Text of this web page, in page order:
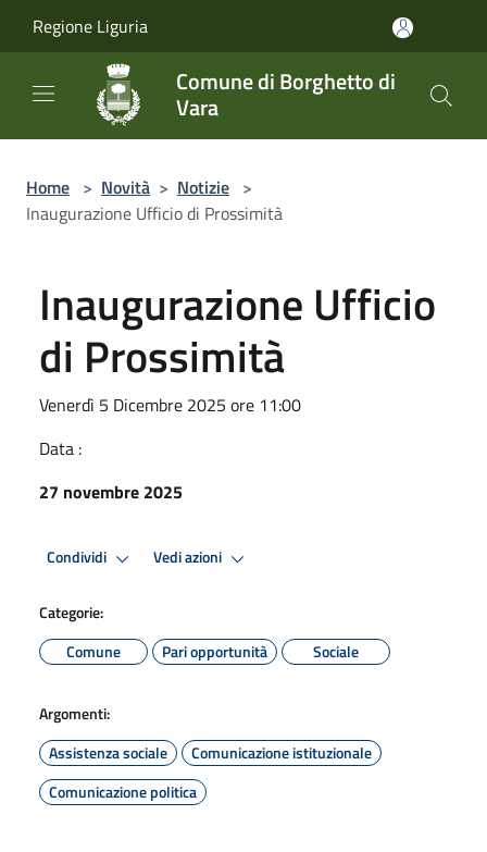
Regione Liguria
Comune di Borghetto di
Vara
Home > Novità > Notizie >
Inaugurazione Ufficio di Prossimità
Inaugurazione Ufficio
di Prossimità
Venerdì 5 Dicembre 2025 ore 11:00
Data :
27 novembre 2025
Condividi Vedi azioni
Categorie:
Comune
Pari opportunità Sociale
Argomenti:
Assistenza sociale
Comunicazione istituzionale
Comunicazione politica